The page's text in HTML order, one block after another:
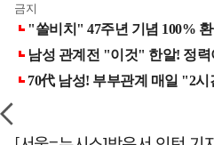
금지